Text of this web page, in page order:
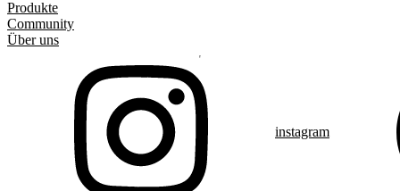
Produkte
Community
Über uns
instagram